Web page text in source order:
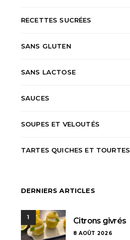
RECETTES SUCRÉES
SANS GLUTEN
SANS LACTOSE
SAUCES
SOUPES ET VELOUTÉS
TARTES QUICHES ET TOURTES
DERNIERS ARTICLES
1 Citrons givrés
8 AOÛT 2026